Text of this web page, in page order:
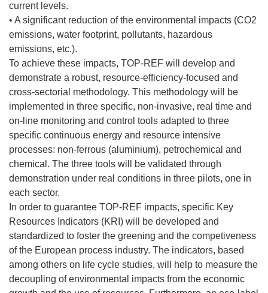
current levels.
• A significant reduction of the environmental impacts (CO2
emissions, water footprint, pollutants, hazardous
emissions, etc.).
To achieve these impacts, TOP-REF will develop and
demonstrate a robust, resource-efficiency-focused and
cross-sectorial methodology. This methodology will be
implemented in three specific, non-invasive, real time and
on-line monitoring and control tools adapted to three
specific continuous energy and resource intensive
processes: non-ferrous (aluminium), petrochemical and
chemical. The three tools will be validated through
demonstration under real conditions in three pilots, one in
each sector.
In order to guarantee TOP-REF impacts, specific Key
Resources Indicators (KRI) will be developed and
standardized to foster the greening and the competiveness
of the European process industry. The indicators, based
among others on life cycle studies, will help to measure the
decoupling of environmental impacts from the economic